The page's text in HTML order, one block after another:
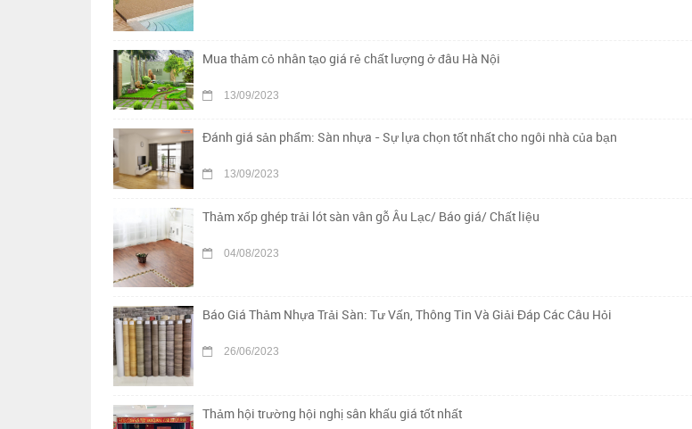
Mua thảm cỏ nhân tạo giá rẻ chất lượng ở đâu Hà Nội
13/09/2023
Đánh giá sản phẩm: Sàn nhựa - Sự lựa chọn tốt nhất cho ngôi nhà của bạn
13/09/2023
Thảm xốp ghép trải lót sàn vân gỗ Âu Lạc/ Báo giá/ Chất liệu
04/08/2023
Báo Giá Thảm Nhựa Trải Sàn: Tư Vấn, Thông Tin Và Giải Đáp Các Câu Hỏi
26/06/2023
Thảm hội trường hội nghị sân khấu giá tốt nhất